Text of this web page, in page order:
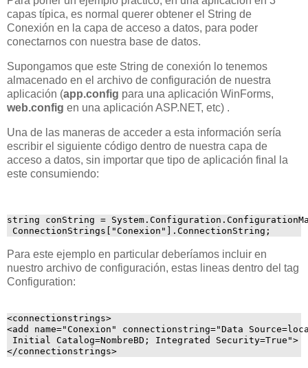
capas típica, es normal querer obtener el String de
Conexión en la capa de acceso a datos, para poder
conectarnos con nuestra base de datos.
Supongamos que este String de conexión lo tenemos
almacenado en el archivo de configuración de nuestra
aplicación (app.config para una aplicación WinForms,
web.config en una aplicación ASP.NET, etc) .
Una de las maneras de acceder a esta información sería
escribir el siguiente código dentro de nuestra capa de
acceso a datos, sin importar que tipo de aplicación final la
este consumiendo:
string conString =
ConnectionStrings["Conexion"].ConnectionString;
Para este ejemplo en particular deberíamos incluir en
nuestro archivo de configuración, estas lineas dentro del tag
Configuration:
<connectionstrings>
<add name="Conexion" connectionstring="Data
Initial Catalog=NombreBD; Integrated Security=True">
</connectionstrings>